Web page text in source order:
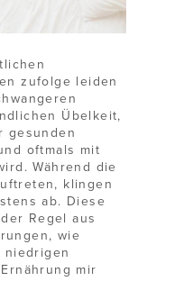
zufolge leiden
Übelkeit,
gesunden
oftmals mit
Während die
klingen
ab. Diese
Regel aus
wie
niedrigen
mir